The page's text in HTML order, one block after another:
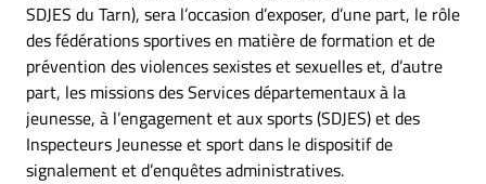
SDJES du Tarn), sera l’occasion d’exposer, d’une part, le rôle
des fédérations sportives en matière de formation et de
prévention des violences sexistes et sexuelles et, d’autre
part, les missions des Services départementaux à la
jeunesse, à l’engagement et aux sports (SDJES) et des
Inspecteurs Jeunesse et sport dans le dispositif de
signalement et d’enquêtes administratives.